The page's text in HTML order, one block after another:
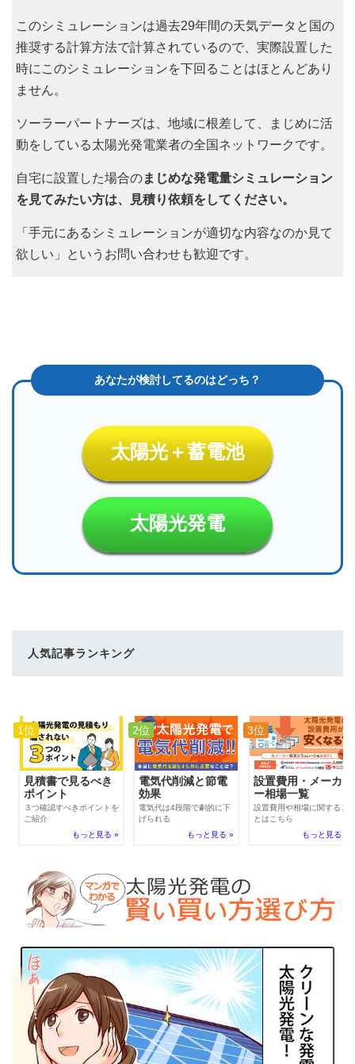
このシミュレーションは過去29年間の天気データと国の
推奨する計算方法で計算されているので、実際設置した
時にこのシミュレーションを下回ることはほとんどあり
ません。
ソーラーパートナーズは、地域に根差して、まじめに活
動をしている太陽光発電業者の全国ネットワークです。
自宅に設置した場合のまじめな発電量シミュレーション
を見てみたい方は、見積り依頼をしてください。
「手元にあるシミュレーションが適切な内容なのか見て
欲しい」というお問い合わせも歓迎です。
太陽光＋蓄電池
太陽光発電
人気記事ランキング
1位
見積書で見るべき
ポイント
３つ確認すべきポイントを
ご紹介
もっと見る »
2位
電気代削減と節電
効果
電気代は4段階で劇的に下
げられる
もっと見る »
3位
設置費用・メーカ
ー相場一覧
設置費用や相場に関するこ
とはこちら
もっと見る »